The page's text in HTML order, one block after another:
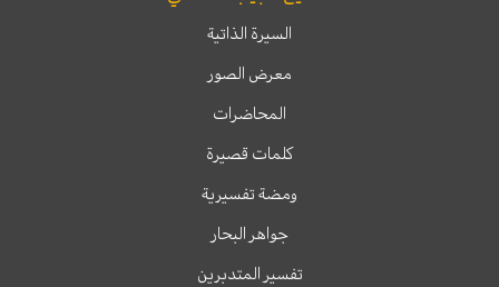
السيرة الذاتية
معرض الصور
المحاضرات
كلمات قصيرة
ومضة تفسيرية
جواهر البحار
تفسير المتدبرين